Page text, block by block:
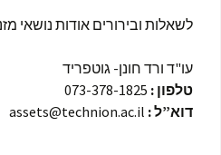
לשאלות ובירורים אודות נושאי
עו"ד ורד חונן- גוטפריד
טלפון : 073-378-1825
דוא”ל :